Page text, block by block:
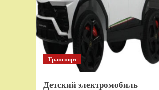
брызгает
водой
(1к20)
(E567-
003)
Транспорт
Детский электромобиль